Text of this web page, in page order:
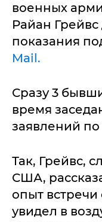
военных
Райан
показания
Mail.
Сразу 3
время
заявлений
Так, Грейвс,
США,
опыт
увидел в